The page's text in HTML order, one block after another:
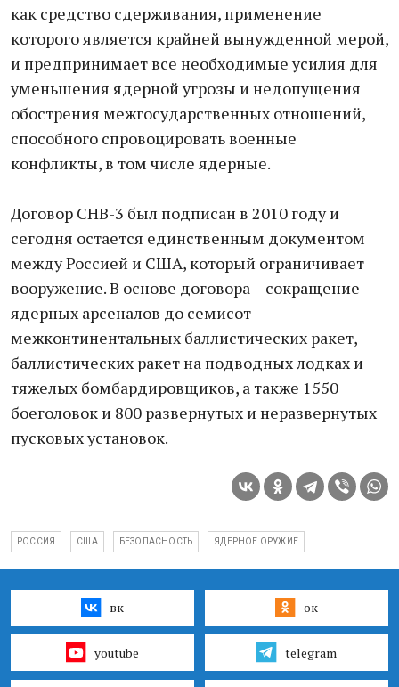
как средство сдерживания, применение
которого является крайней вынужденной мерой,
и предпринимает все необходимые усилия для
уменьшения ядерной угрозы и недопущения
обострения межгосударственных отношений,
способного спровоцировать военные
конфликты, в том числе ядерные.
Договор СНВ-3 был подписан в 2010 году и
сегодня остается единственным документом
между Россией и США, который ограничивает
вооружение. В основе договора – сокращение
ядерных арсеналов до семисот
межконтинентальных баллистических ракет,
баллистических ракет на подводных лодках и
тяжелых бомбардировщиков, а также 1550
боеголовок и 800 развернутых и неразвернутых
пусковых установок.
РОССИЯ США БЕЗОПАСНОСТЬ ЯДЕРНОЕ ОРУЖИЕ
вк ок
youtube telegram